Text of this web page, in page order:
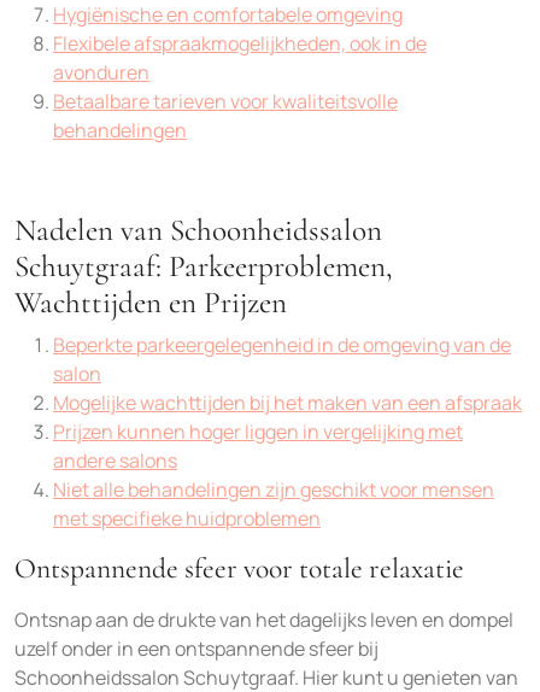
Hygiënische en comfortabele omgeving
Flexibele afspraakmogelijkheden, ook in de
avonduren
Betaalbare tarieven voor kwaliteitsvolle
behandelingen
Nadelen van Schoonheidssalon
Schuytgraaf: Parkeerproblemen,
Wachttijden en Prijzen
Beperkte parkeergelegenheid in de omgeving van de
salon
Mogelijke wachttijden bij het maken van een afspraak
Prijzen kunnen hoger liggen in vergelijking met
andere salons
Niet alle behandelingen zijn geschikt voor mensen
met specifieke huidproblemen
Ontspannende sfeer voor totale relaxatie
Ontsnap aan de drukte van het dagelijks leven en dompel
uzelf onder in een ontspannende sfeer bij
Schoonheidssalon Schuytgraaf. Hier kunt u genieten van